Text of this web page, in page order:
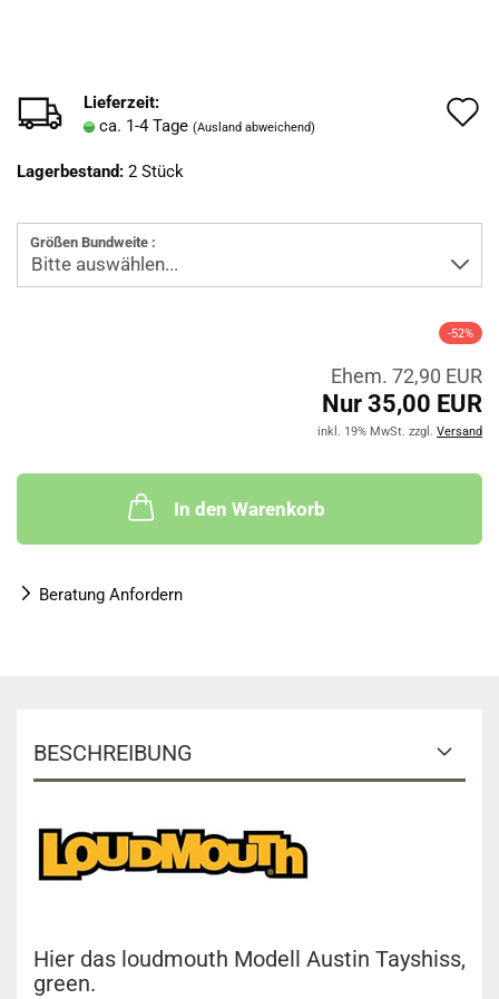
Lieferzeit:
ca. 1-4 Tage (Ausland abweichend)
Lagerbestand: 2 Stück
Größen Bundweite :
-52%
Ehem. 72,90 EUR
Nur 35,00 EUR
inkl. 19% MwSt. zzgl. Versand
In den Warenkorb
Beratung Anfordern
BESCHREIBUNG
Hier das loudmouth Modell Austin Tayshiss,
green.